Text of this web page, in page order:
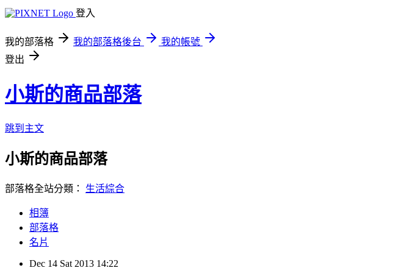
登入
我的部落格 我的部落格後台
我的帳號
登出
小斯的商品部落
跳到主文
小斯的商品部落
部落格全站分類： 生活綜合
相簿
部落格
名片
Dec 14 Sat 2013 14:22